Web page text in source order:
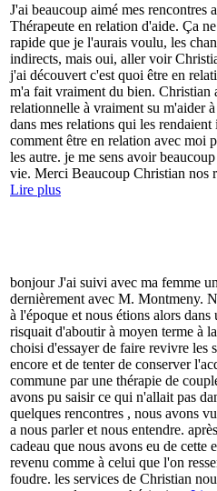
J'ai beaucoup aimé mes rencontres
Thérapeute en relation d'aide. Ça
rapide que je l'aurais voulu, les
indirects, mais oui, aller voir
j'ai découvert c'est quoi être en
m'a fait vraiment du bien. Christian
relationnelle à vraiment su m'aider
dans mes relations qui les
comment être en relation avec moi
les autre. je me sens avoir
vie. Merci Beaucoup Christian nos
Lire plus
bonjour J'ai suivi avec ma femme
dernièrement avec M. Montmeny.
à l'époque et nous étions alors dans
risquait d'aboutir à moyen terme à
choisi d'essayer de faire revivre les
encore et de tenter de conserver
commune par une thérapie de
avons pu saisir ce qui n'allait pas
quelques rencontres , nous avons
a nous parler et nous entendre.
cadeau que nous avons eu de cette
revenu comme à celui que l'on
foudre. les services de Christian